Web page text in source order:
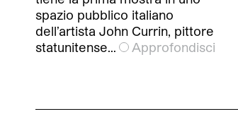
spazio pubblico italiano
dell’artista John Currin, pittore
statunitense…
Approfondisci